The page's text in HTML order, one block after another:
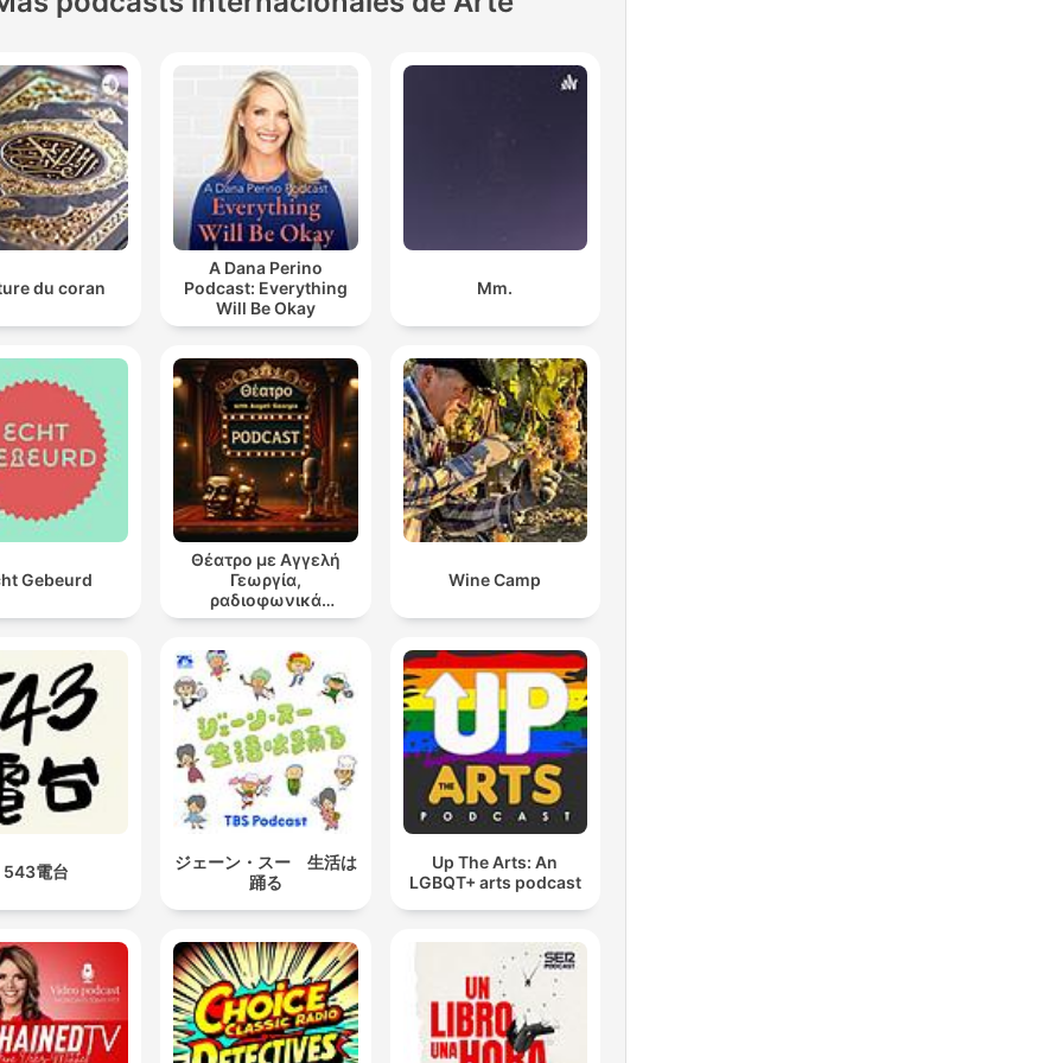
du coran
A Dana Perino
Podcast: Everything
Will Be Okay
Mm.
Gebeurd
Θέατρο με Αγγελή
Γεωργία,
ραδιοφωνικά
θεατρικά έργα
Wine Camp
543電台
ジェーン・スー 生活は
踊る
Up The Arts: An
LGBQT+ arts podcast